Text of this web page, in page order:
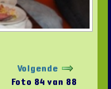
Volgende
Foto 84 van 88